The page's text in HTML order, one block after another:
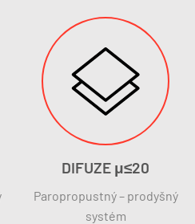
DIFUZE μ≤20
Paropropustný – prodyšný
systém